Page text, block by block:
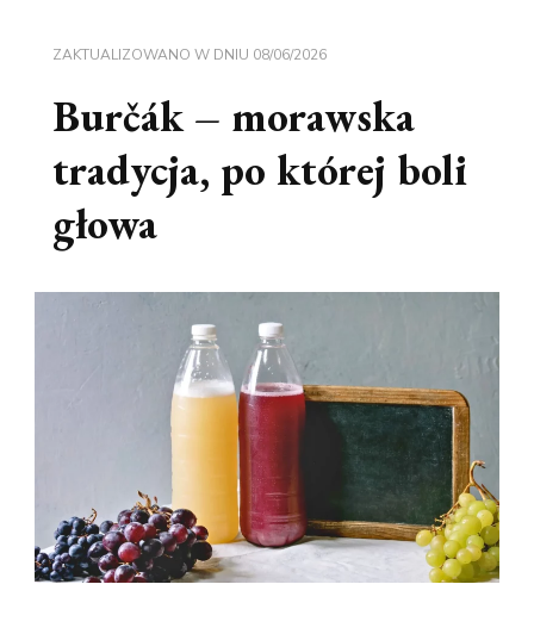
ZAKTUALIZOWANO W DNIU 08/06/2026
Burčák – morawska
tradycja, po której boli
głowa